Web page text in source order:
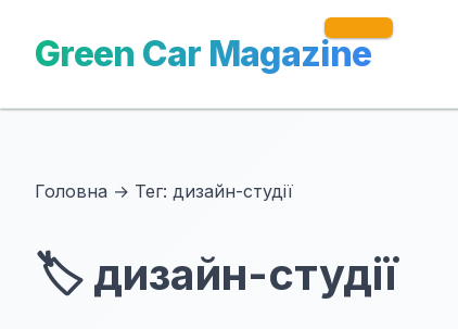
Green Car Magazine
Головна → Тег: дизайн-студії
🏷️ дизайн-студії